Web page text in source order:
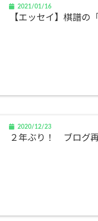
2021/01/16
【エッセイ】棋譜の
2020/12/23
２年ぶり！ ブログ再